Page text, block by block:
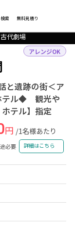
無料見積り
索
細
と遺跡の街＜ア
テル◆ 観光や
テル】指定
アレンジOK
円 /1名様あたり
必要 詳細はこちら
代劇場
フォトギャラリー